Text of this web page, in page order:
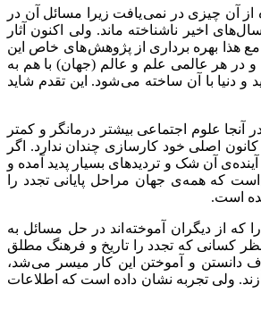
آن چیزی در نمی یافت زیرا مسائل آن در
اخیر ناشناخته ماند. ولی اکنون آثار
هذا بهره برداری از پژوهش های خاص این
در هر عالمی علم و عالم (جهان) با هم به
با آن ساخته می شود. این تقدم شاید
علوم اجتماعی بیشتر درمانگر و کمتر
اصلی خود کارسازی چندان ندارد. اگر
آن شک و تردیدهای بسیار پدید آمده و
که همه‌ی جهان مراحل پایانی تجدد را
است.
که از دیگران آموخته اند در حل مسائل به
کسانی که تجدد را تاریخ و فرهنگ مطلق
دانستن و آموختن این کار میسر می شد،
ولی تجربه نشان داده است که اطلاعات